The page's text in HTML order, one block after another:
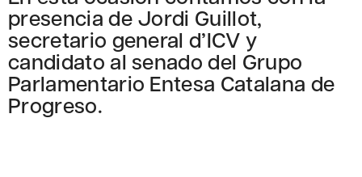
presencia de Jordi Guillot,
secretario general d’ICV y
candidato al senado del Grupo
Parlamentario Entesa Catalana de
Progreso.